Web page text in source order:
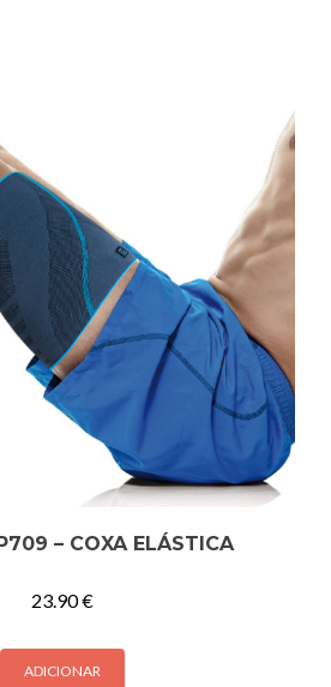
– COXA ELÁSTICA
23.90€
ADICIONAR